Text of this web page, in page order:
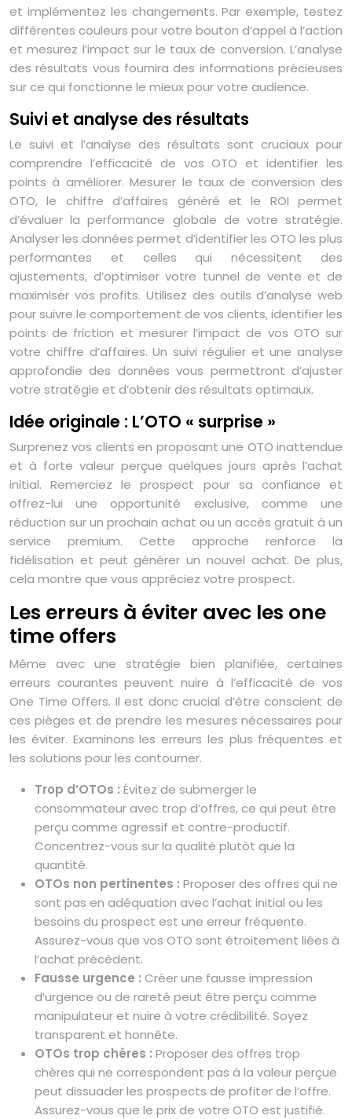
et implémentez les changements. Par exemple, testez
différentes couleurs pour votre bouton d’appel à l’action
et mesurez l’impact sur le taux de conversion. L’analyse
des résultats vous fournira des informations précieuses
sur ce qui fonctionne le mieux pour votre audience.
Suivi et analyse des résultats
Le suivi et l’analyse des résultats sont cruciaux pour
comprendre l’efficacité de vos OTO et identifier les
points à améliorer. Mesurer le taux de conversion des
OTO, le chiffre d’affaires généré et le ROI permet
d’évaluer la performance globale de votre stratégie.
Analyser les données permet d’identifier les OTO les plus
performantes et celles qui nécessitent des
ajustements, d’optimiser votre tunnel de vente et de
maximiser vos profits. Utilisez des outils d’analyse web
pour suivre le comportement de vos clients, identifier les
points de friction et mesurer l’impact de vos OTO sur
votre chiffre d’affaires. Un suivi régulier et une analyse
approfondie des données vous permettront d’ajuster
votre stratégie et d’obtenir des résultats optimaux.
Idée originale : L’OTO « surprise »
Surprenez vos clients en proposant une OTO inattendue
et à forte valeur perçue quelques jours après l’achat
initial. Remerciez le prospect pour sa confiance et
offrez-lui une opportunité exclusive, comme une
réduction sur un prochain achat ou un accès gratuit à un
service premium. Cette approche renforce la
fidélisation et peut générer un nouvel achat. De plus,
cela montre que vous appréciez votre prospect.
Les erreurs à éviter avec les one
time offers
Même avec une stratégie bien planifiée, certaines
erreurs courantes peuvent nuire à l’efficacité de vos
One Time Offers. Il est donc crucial d’être conscient de
ces pièges et de prendre les mesures nécessaires pour
les éviter. Examinons les erreurs les plus fréquentes et
les solutions pour les contourner.
Trop d’OTOs : Évitez de submerger le
consommateur avec trop d’offres, ce qui peut être
perçu comme agressif et contre-productif.
Concentrez-vous sur la qualité plutôt que la
quantité.
OTOs non pertinentes : Proposer des offres qui ne
sont pas en adéquation avec l’achat initial ou les
besoins du prospect est une erreur fréquente.
Assurez-vous que vos OTO sont étroitement liées à
l’achat précédent.
Fausse urgence : Créer une fausse impression
d’urgence ou de rareté peut être perçu comme
manipulateur et nuire à votre crédibilité. Soyez
transparent et honnête.
OTOs trop chères : Proposer des offres trop
chères qui ne correspondent pas à la valeur perçue
peut dissuader les prospects de profiter de l’offre.
Assurez-vous que le prix de votre OTO est justifié.